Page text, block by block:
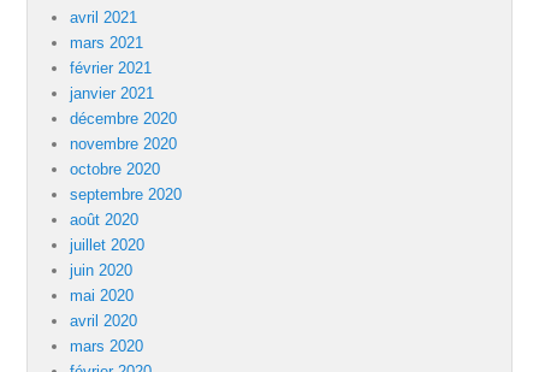
avril 2021
mars 2021
février 2021
janvier 2021
décembre 2020
novembre 2020
octobre 2020
septembre 2020
août 2020
juillet 2020
juin 2020
mai 2020
avril 2020
mars 2020